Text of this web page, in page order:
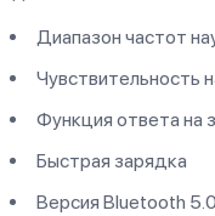
Диапазон частот
Чувствительность
Функция ответа на
Быстрая зарядка
Версия Bluetooth 5.0